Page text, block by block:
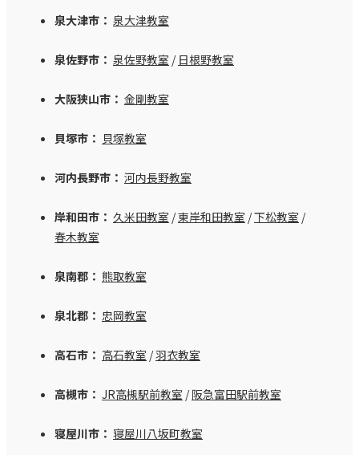
泉大津市： 泉大津教室
泉佐野市： 泉佐野教室 / 日根野教室
大阪狭山市： 金剛教室
貝塚市： 貝塚教室
河内長野市： 河内長野教室
岸和田市： 久米田教室 /東岸和田教室 /下松教室 /
春木教室
泉南郡： 熊取教室
泉北郡： 忠岡教室
高石市： 高石教室 /羽衣教室
高槻市： JR高槻駅前教室 /阪急富田駅前教室
寝屋川市： 寝屋川八坂町教室